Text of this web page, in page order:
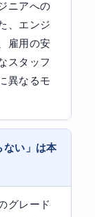
ニアへの
、エンジ
雇用の安
スタッフ
異なるモ
ない」は本
グレード